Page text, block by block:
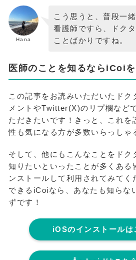
Hana
こう思うと、普段一
看護師ですら、ドク
ことばかりですね。
医師のことを知るならiCoiを
この記事をお読みいただいたドク
メントやTwitter(X)のリプ欄など
ただきたいです！きっと、これを
性も気になる方が多数いらっしゃ
そして、他にもこんなことをドク
知りたいといったことが多くある
ンストールして利用されてみてく
できるiCoiなら、あなたも知らな
ずです！
iOSのインストールは